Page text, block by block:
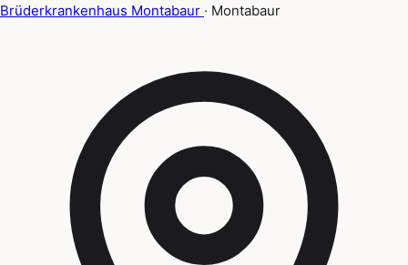
Brüderkrankenhaus Montabaur · Montabaur